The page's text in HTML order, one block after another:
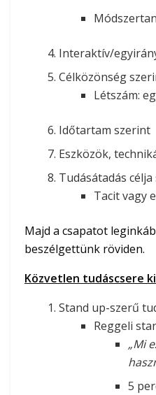
Interaktív/
Célközönség
Létszám:
Időtartam szerint
Eszközök,
Tudásátadás
Tacit vagy
Majd a csapatot
beszélgettünk röviden.
Közvetlen tudáscsere
Stand up-szerű
Reggeli
„Mi
5